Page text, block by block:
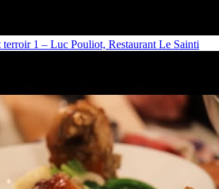
terroir 1 – Luc Pouliot, Restaurant Le Sainti